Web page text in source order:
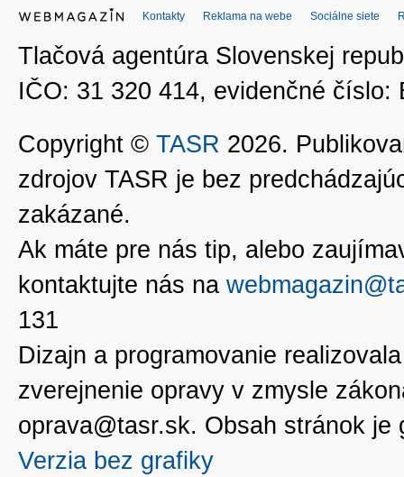
Kontakty Reklama na webe Sociálne siete
Tlačová agentúra Slovenskej
IČO: 31 320 414, evidenčné číslo:
Copyright © TASR 2026.
zdrojov TASR je bez
zakázané.
Ak máte pre nás tip, alebo
kontaktujte nás na
131
Dizajn a programovanie
zverejnenie opravy v zmysle
oprava@tasr.sk. Obsah stránok
Verzia bez grafiky